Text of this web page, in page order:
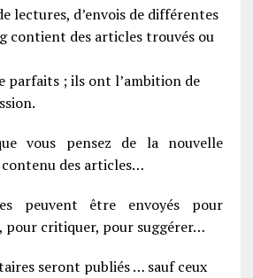
lectures, d’envois de différentes
contient des articles trouvés ou
parfaits ; ils ont l’ambition de
vous pensez de la nouvelle
des articles…
peuvent être envoyés pour
pour critiquer, pour suggérer…
seront publiés … sauf ceux